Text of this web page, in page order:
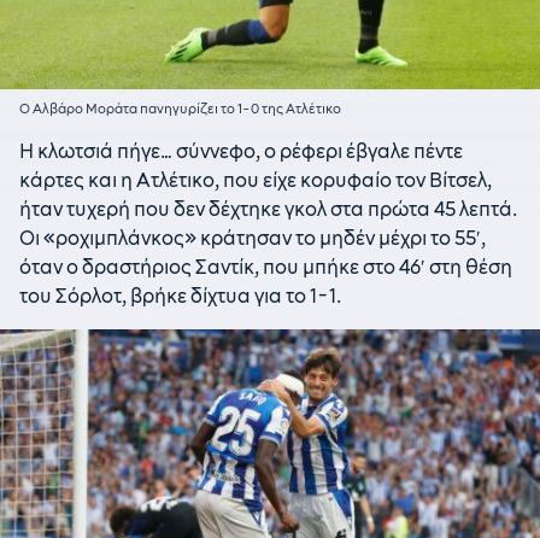
Ο Αλβάρο Μοράτα πανηγυρίζει το 1-0 της Ατλέτικο
Η κλωτσιά πήγε… σύννεφο, ο ρέφερι έβγαλε πέντε
κάρτες και η Ατλέτικο, που είχε κορυφαίο τον Βίτσελ,
ήταν τυχερή που δεν δέχτηκε γκολ στα πρώτα 45 λεπτά.
Οι «ροχιμπλάνκος» κράτησαν το μηδέν μέχρι το 55′,
όταν ο δραστήριος Σαντίκ, που μπήκε στο 46′ στη θέση
του Σόρλοτ, βρήκε δίχτυα για το 1-1.